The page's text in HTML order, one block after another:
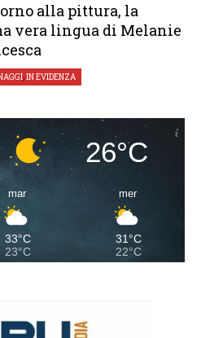
alla pittura, la
vera lingua di Melanie
,IN EVIDENZA
26°C
mar
33°C
23°C
mer
31°C
22°C